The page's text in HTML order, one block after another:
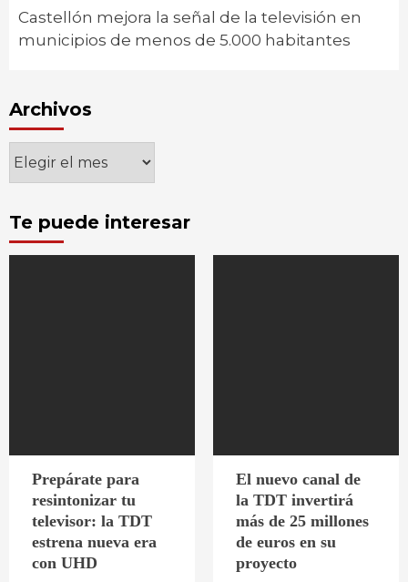
Castellón mejora la señal de la televisión en
municipios de menos de 5.000 habitantes
Archivos
Archivos
Te puede interesar
Prepárate para
resintonizar tu
televisor: la TDT
estrena nueva era
con UHD
El nuevo canal de
la TDT invertirá
más de 25 millones
de euros en su
proyecto